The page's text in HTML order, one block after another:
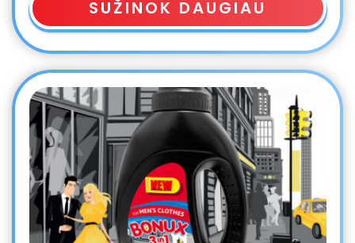
SUŽINOK DAUGIAU